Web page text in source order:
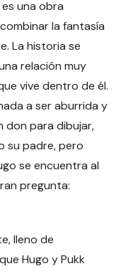
una obra
la fantasía
La historia se
relación muy
vive dentro de él.
a ser aburrida y
don para dibujar,
su padre, pero
se encuentra al
pregunta:
lleno de
Hugo y Pukk